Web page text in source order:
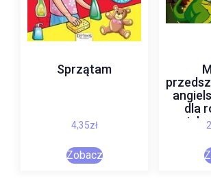
Sprzątam
4,35zł
Zobacz
dla